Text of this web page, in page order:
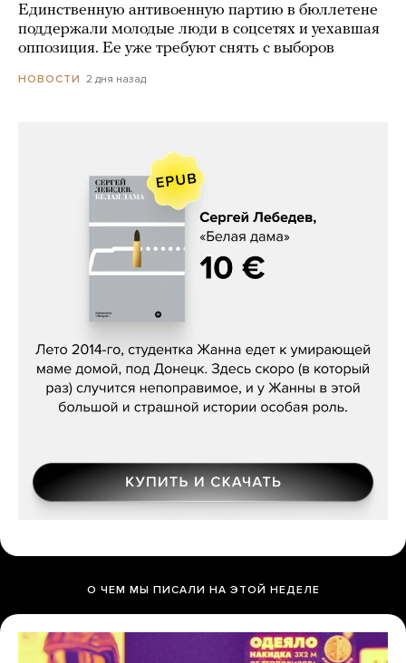
Единственную антивоенную партию в бюллетене
поддержали молодые люди в соцсетях и уехавшая
оппозиция. Ее уже требуют снять с выборов
НОВОСТИ 2 дня назад
Сергей Лебедев, «Белая дама»
О ЧЕМ МЫ ПИСАЛИ НА ЭТОЙ НЕДЕЛЕ